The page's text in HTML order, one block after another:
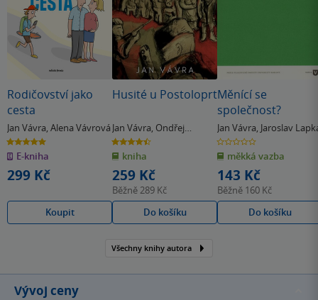
Rodičovství jako
cesta
Jan Vávra Alena Vávrová
5.0
z
5
hvězdiček
E-kniha
299 Kč
Koupit
Husité u Postoloprt
Jan Vávra Ondřej
Pavelek
4.5
z
5
hvězdiček
kniha
259 Kč
Běžně 289 Kč
Do košíku
Měnící se
společnost?
Jan Vávra Jaroslav
0.0
z
5
hvězdiček
měkká vazba
143 Kč
Běžně 160 Kč
Do košíku
Všechny knihy autora
Vývoj ceny